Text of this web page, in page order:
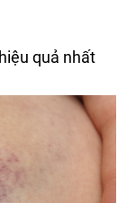
quả nhất